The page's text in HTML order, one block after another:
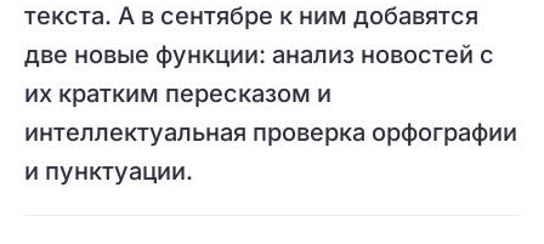
текста. А в сентябре к ним добавятся
две новые функции: анализ новостей с
их кратким пересказом и
интеллектуальная проверка орфографии
и пунктуации.